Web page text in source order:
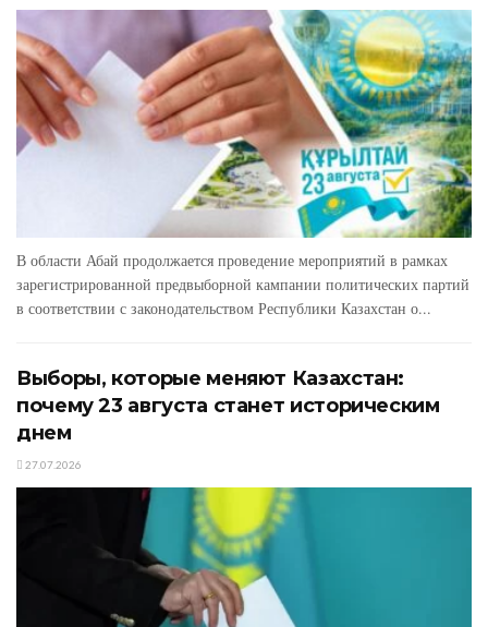
В области Абай продолжается проведение мероприятий в рамках
зарегистрированной предвыборной кампании политических партий
в соответствии с законодательством Республики Казахстан о...
Выборы, которые меняют Казахстан:
почему 23 августа станет историческим
днем
27.07.2026